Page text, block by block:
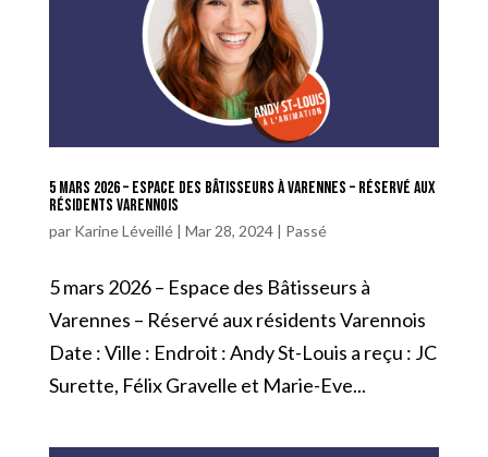
5 mars 2026 – Espace des Bâtisseurs à Varennes – Réservé aux
résidents Varennois
par Karine Léveillé| Mar 28, 2024| Passé
5 mars 2026 – Espace des Bâtisseurs à
Varennes – Réservé aux résidents Varennois
Date : Ville : Endroit : Andy St-Louis a reçu : JC
Surette, Félix Gravelle et Marie-Eve...